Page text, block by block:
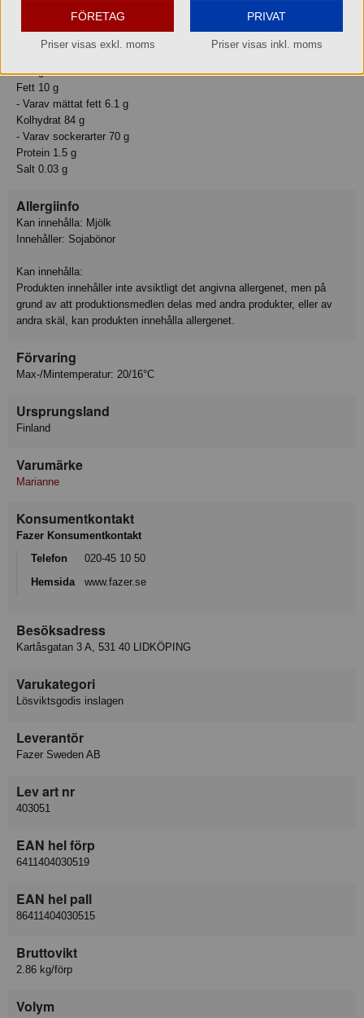
Näringsvärden:
Energi 438 kcal
Fett 10 g
- Varav mättat fett 6.1 g
Kolhydrat 84 g
- Varav sockerarter 70 g
Protein 1.5 g
Salt 0.03 g
Allergiinfo
Kan innehålla: Mjölk
Innehåller: Sojabönor
Kan innehålla:
Produkten innehåller inte avsiktligt det angivna allergenet, men på
grund av att produktionsmedlen delas med andra produkter, eller av
andra skäl, kan produkten innehålla allergenet.
Förvaring
Max-/Mintemperatur: 20/16°C
Ursprungsland
Finland
Varumärke
Marianne
Konsumentkontakt
Fazer Konsumentkontakt
Telefon
020-45 10 50
Hemsida
www.fazer.se
Besöksadress
Kartåsgatan 3 A, 531 40 LIDKÖPING
Varukategori
Lösviktsgodis inslagen
Leverantör
Fazer Sweden AB
Lev art nr
403051
EAN hel förp
6411404030519
EAN hel pall
86411404030515
Bruttovikt
2.86 kg/förp
Volym
FÖRETAG
Priser visas exkl. moms
PRIVAT
Priser visas inkl. moms